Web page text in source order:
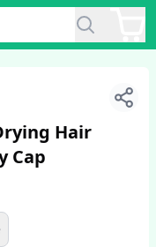
1/6
Hair
Cap